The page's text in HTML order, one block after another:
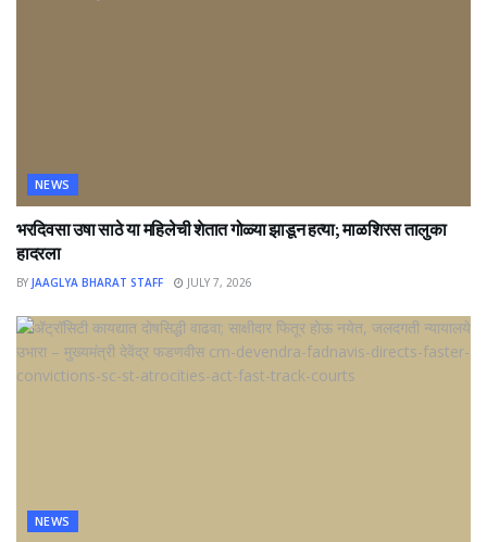
NEWS
भरदिवसा उषा साठे या महिलेची शेतात गोळ्या झाडून हत्या; माळशिरस तालुका
हादरला
BY JAAGLYA BHARAT STAFF JULY 7, 2026
NEWS